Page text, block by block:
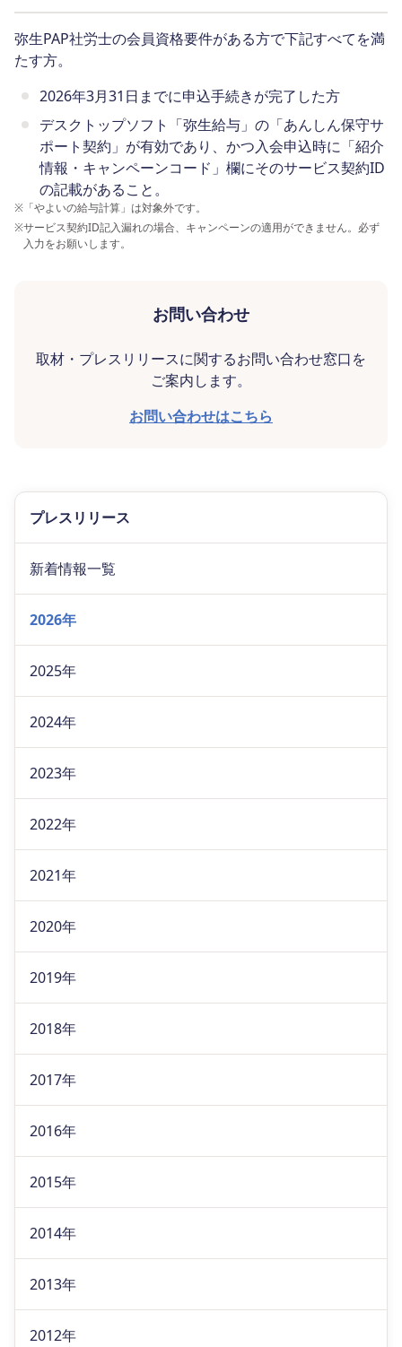
弥生PAP社労士の会員資格要件がある方で下記すべてを満
たす方。
2026年3月31日までに申込手続きが完了した方
デスクトップソフト「弥生給与」の「あんしん保守サ
ポート契約」が有効であり、かつ入会申込時に「紹介
情報・キャンペーンコード」欄にそのサービス契約ID
の記載があること。
※ 「やよいの給与計算」は対象外です。
※サービス契約ID記入漏れの場合、キャンペーンの適用ができません。必ず
入力をお願いします。
お問い合わせ
取材・プレスリリースに関するお問い合わせ窓口を
ご案内します。
お問い合わせはこちら
プレスリリース
新着情報一覧
2026年
2025年
2024年
2023年
2022年
2021年
2020年
2019年
2018年
2017年
2016年
2015年
2014年
2013年
2012年